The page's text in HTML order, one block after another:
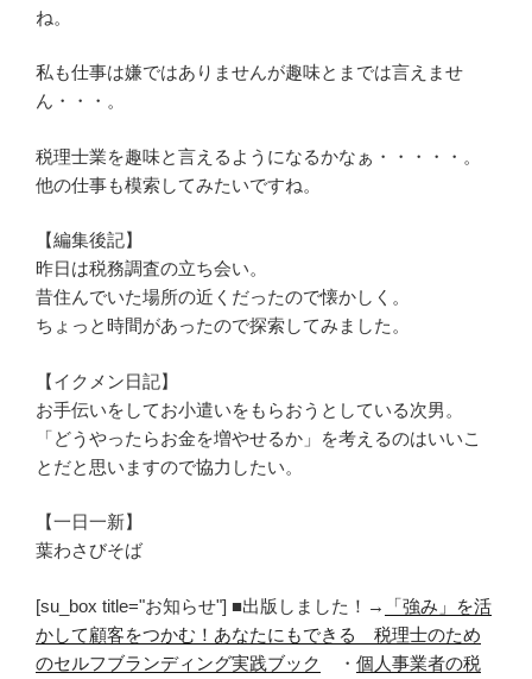
ね。
私も仕事は嫌ではありませんが趣味とまでは言えませ
ん・・・。
税理士業を趣味と言えるようになるかなぁ・・・・・。
他の仕事も模索してみたいですね。
【編集後記】
昨日は税務調査の立ち会い。
昔住んでいた場所の近くだったので懐かしく。
ちょっと時間があったので探索してみました。
【イクメン日記】
お手伝いをしてお小遣いをもらおうとしている次男。
「どうやったらお金を増やせるか」を考えるのはいいこ
とだと思いますので協力したい。
【一日一新】
葉わさびそば
[su_box title="お知らせ"] ■出版しました！→
「強み」を活
かして顧客をつかむ！あなたにもできる 税理士のため
のセルフブランディング実践ブック
・ 個人事業者の税